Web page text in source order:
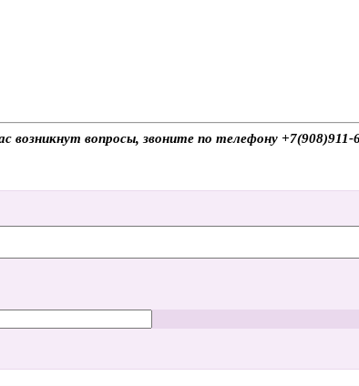
возникнут вопросы, звоните по телефону